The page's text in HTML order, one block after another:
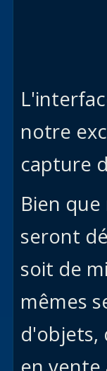
notre
capture
Bien
seront
soit de
mêmes
d'objets,